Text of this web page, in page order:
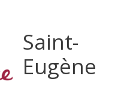
Saint-
Eugène